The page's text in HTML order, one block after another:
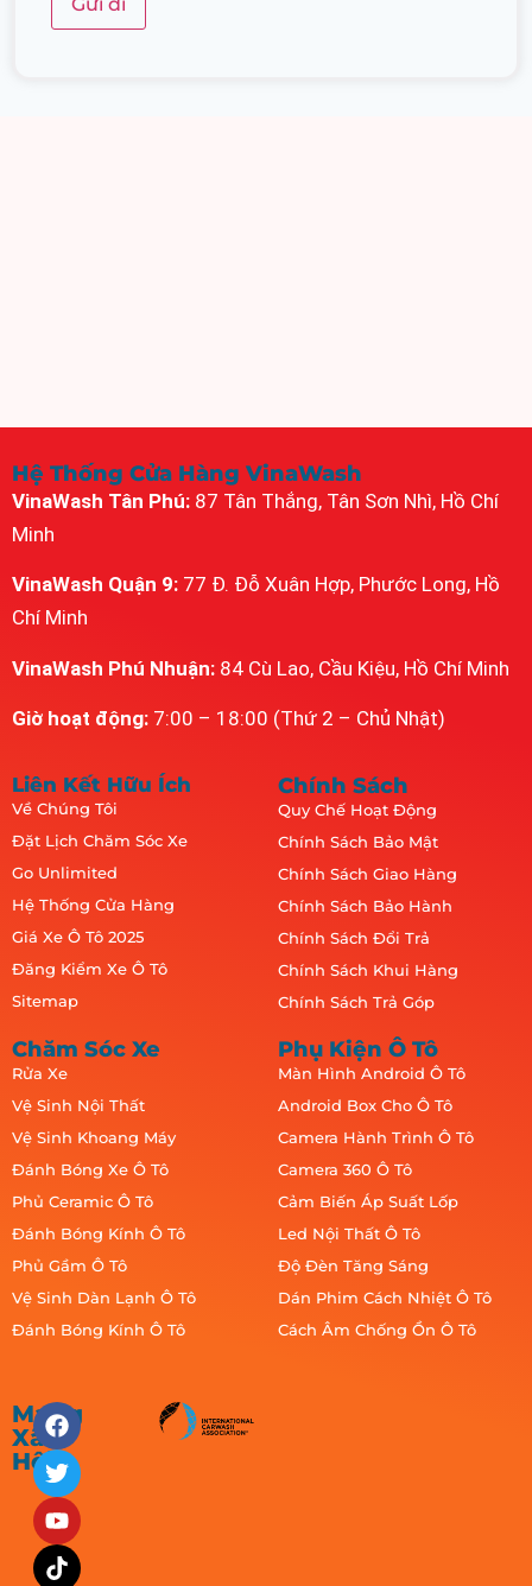
Hệ Thống Cửa Hàng VinaWash
VinaWash Tân Phú: 87 Tân Thắng, Tân Sơn Nhì, Hồ Chí
Minh
VinaWash Quận 9: 77 Đ. Đỗ Xuân Hợp, Phước Long, Hồ
Chí Minh
VinaWash Phú Nhuận: 84 Cù Lao, Cầu Kiệu, Hồ Chí Minh
Giờ hoạt động: 7:00 – 18:00 (Thứ 2 – Chủ Nhật)
Liên Kết Hữu Ích
Về Chúng Tôi
Đặt Lịch Chăm Sóc Xe
Go Unlimited
Hệ Thống Cửa Hàng
Giá Xe Ô Tô 2025
Đăng Kiểm Xe Ô Tô
Sitemap
Chính Sách
Quy Chế Hoạt Động
Chính Sách Bảo Mật
Chính Sách Giao Hàng
Chính Sách Bảo Hành
Chính Sách Đổi Trả
Chính Sách Khui Hàng
Chính Sách Trả Góp
Chăm Sóc Xe
Rửa Xe
Vệ Sinh Nội Thất
Vệ Sinh Khoang Máy
Đánh Bóng Xe Ô Tô
Phủ Ceramic Ô Tô
Đánh Bóng Kính Ô Tô
Phủ Gầm Ô Tô
Vệ Sinh Dàn Lạnh Ô Tô
Đánh Bóng Kính Ô Tô
Phụ Kiện Ô Tô
Màn Hình Android Ô Tô
Android Box Cho Ô Tô
Camera Hành Trình Ô Tô
Camera 360 Ô Tô
Cảm Biến Áp Suất Lốp
Led Nội Thất Ô Tô
Độ Đèn Tăng Sáng
Dán Phim Cách Nhiệt Ô Tô
Cách Âm Chống Ồn Ô Tô
Mạng
Xã
Hội